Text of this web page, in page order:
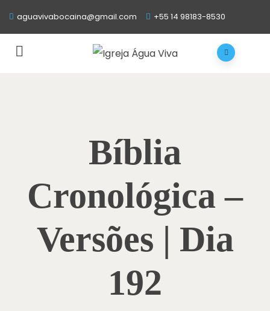
aguavivabocaina@gmail.com +55 14 98183-8530
Bíblia
Cronológica –
Versões | Dia
192